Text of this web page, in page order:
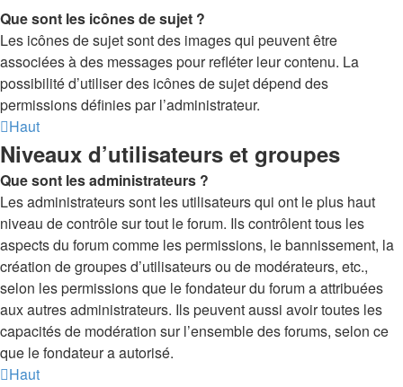
Que sont les icônes de sujet ?
Les icônes de sujet sont des images qui peuvent être
associées à des messages pour refléter leur contenu. La
possibilité d’utiliser des icônes de sujet dépend des
permissions définies par l’administrateur.
Haut
Niveaux d’utilisateurs et groupes
Que sont les administrateurs ?
Les administrateurs sont les utilisateurs qui ont le plus haut
niveau de contrôle sur tout le forum. Ils contrôlent tous les
aspects du forum comme les permissions, le bannissement, la
création de groupes d’utilisateurs ou de modérateurs, etc.,
selon les permissions que le fondateur du forum a attribuées
aux autres administrateurs. Ils peuvent aussi avoir toutes les
capacités de modération sur l’ensemble des forums, selon ce
que le fondateur a autorisé.
Haut